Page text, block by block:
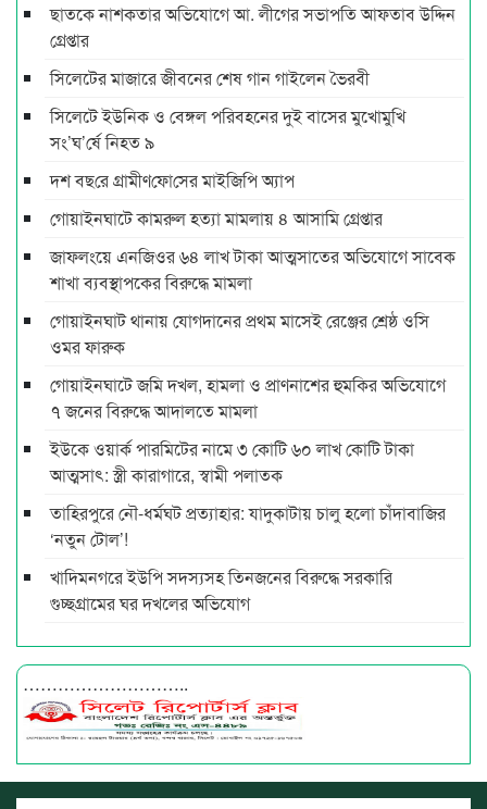
ছাতকে নাশকতার অভিযোগে আ. লীগের সভাপ‌তি আফতাব উদ্দিন
গ্রেপ্তার
সিলেটের মাজারে জীবনের শেষ গান গাইলেন ভৈরবী
সিলেটে ইউনিক ও বেঙ্গল পরিবহনের দুই বাসের মুখোমুখি
সং’ঘ’র্ষে নিহত ৯
দশ বছ‌রে গ্রামীণ‌ফো‌সের মাইজিপি অ্যাপ
গোয়াইনঘাটে কামরুল হত্যা মামলায় ৪ আসামি গ্রেপ্তার
জাফলংয়ে এনজিওর ৬৪ লাখ টাকা আত্মসাতের অভিযোগে সাবেক
শাখা ব্যবস্থাপকের বিরুদ্ধে মামলা
গোয়াইনঘাট থানায় যোগদানের প্রথম মাসেই রেঞ্জের শ্রেষ্ঠ ওসি
ওমর ফারুক
গোয়াইনঘাটে জমি দখল, হামলা ও প্রাণনাশের হুমকির অভিযোগে
৭ জনের বিরুদ্ধে আদালতে মামলা
ইউকে ওয়ার্ক পারমিটের নামে ৩ কোটি ৬০ লাখ কোটি টাকা
আত্মসাৎ: স্ত্রী কারাগারে, স্বামী পলাতক
তাহিরপুরে নৌ-ধর্মঘট প্রত্যাহার: যাদুকাটায় চালু হলো চাঁদাবাজির
‘নতুন টোল’!
খাদিমনগরে ইউপি সদস্যসহ তিনজনের বিরুদ্ধে সরকারি
গুচ্ছগ্রামের ঘর দখলের অভিযোগ
………………………..